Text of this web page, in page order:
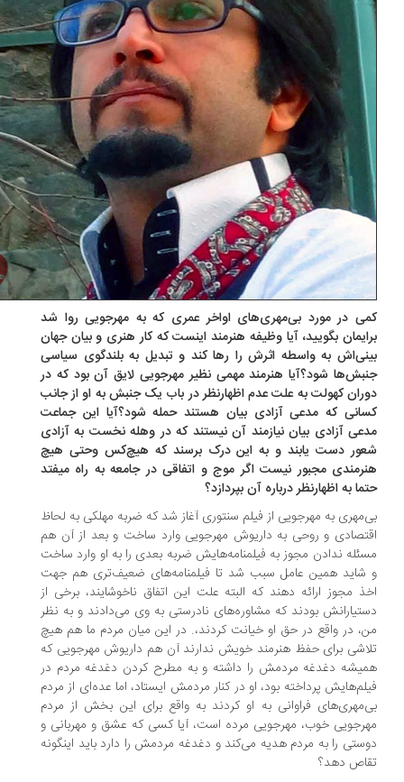
در مورد بی‌مهری‌های اواخر عمری که به مهرجویی روا شد
بگویید، آیا وظیفه هنرمند اینست که کار هنری و بیان جهان
به واسطه اثرش را رها کند و تبدیل به بلندگوی سیاسی
شود؟آیا هنرمند مهمی نظیر مهرجویی لایق آن بود که در
کهولت به علت عدم اظهارنظر در باب یک جنبش به او از جانب
که مدعی آزادی بیان هستند حمله شود؟آیا این جماعت
آزادی بیان نیازمند آن نیستند که در وهله نخست به آزادی
دست یابند و به این درک برسند که هیچ‌کس وحتی هیچ
مجبور نیست اگر موج و اتفاقی در جامعه به راه میفتد
به اظهارنظر درباره آن بپردازد؟
به مهرجویی از فیلم سنتوری آغاز شد که ضربه مهلکی به لحاظ
و روحی به داریوش مهرجویی وارد ساخت و بعد از آن هم
ندادن مجوز به فیلمنامه‌هایش ضربه بعدی را به او وارد ساخت
همین عامل سبب شد تا فیلمنامه‌های ضعیف‌تری هم جهت
مجوز ارائه دهند که البته علت این اتفاق ناخوشایند، برخی از
بودند که مشاوره‌های نادرستی به وی می‌دادند و به نظر
در واقع در حق او خیانت کردند،. در این میان مردم ما هم هیچ
برای حفظ هنرمند خویش ندارند آن هم داریوش مهرجویی که
دغدغه مردمش را داشته و به مطرح کردن دغدغه مردم در
پرداخته بود، او در کنار مردمش ایستاد، اما عده‌ای از مردم
فراوانی به او کردند به واقع برای این بخش از مردم
خوب، مهرجویی مرده است، آیا کسی که عشق و مهربانی و
را به مردم هدیه می‌کند و دغدغه مردمش را دارد باید اینگونه
دهد؟